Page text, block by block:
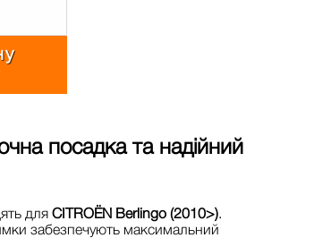
посадка та надійний
для CITROЁN Berlingo (2010>).
забезпечують максимальний